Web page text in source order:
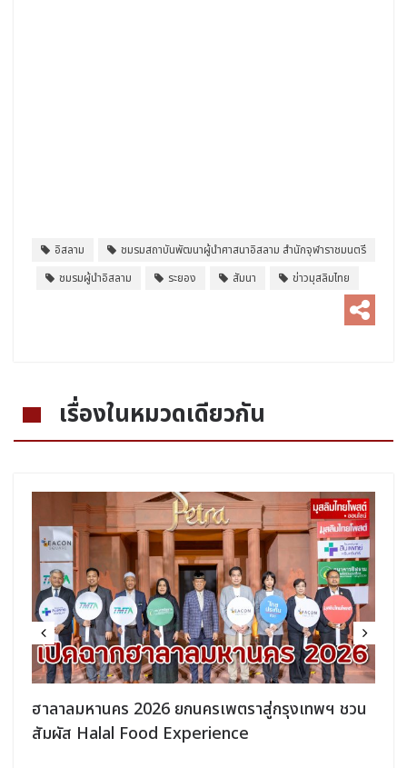
อิสลาม
ชมรมสถาบันพัฒนาผู้นำศาสนาอิสลาม สำนักจุฬาราชมนตรี
ชมรมผู้นำอิสลาม
ระยอง สัมนา ข่าวมุสลิมไทย
เรื่องในหมวดเดียวกัน
ฮาลาลมหานคร 2026 ยกนครเพตราสู่กรุงเทพฯ ชวน
สัมผัส Halal Food Experience